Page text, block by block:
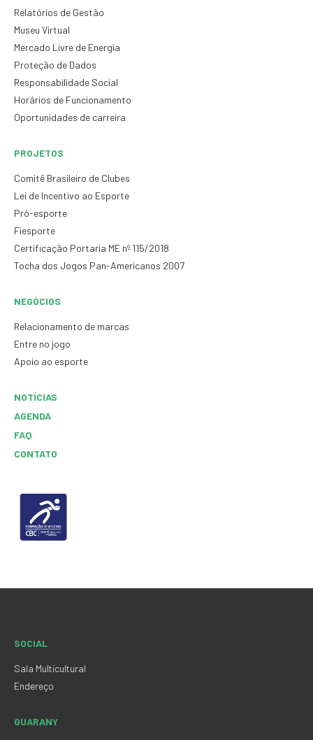
Relatórios de Gestão
Museu Virtual
Mercado Livre de Energia
Proteção de Dados
Responsabilidade Social
Horários de Funcionamento
Oportunidades de carreira
PROJETOS
Comitê Brasileiro de Clubes
Lei de Incentivo ao Esporte
Pró-esporte
Fiesporte
Certificação Portaria ME nº 115/2018
Tocha dos Jogos Pan-Americanos 2007
NEGÓCIOS
Relacionamento de marcas
Entre no jogo
Apoio ao esporte
NOTÍCIAS
AGENDA
FAQ
CONTATO
SOCIAL
Sala Multicultural
Endereço
GUARANY